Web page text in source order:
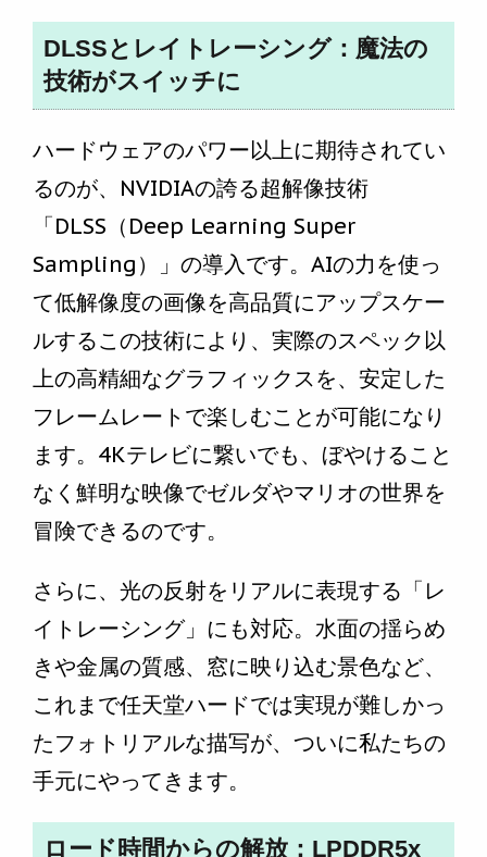
DLSSとレイトレーシング：魔法の
技術がスイッチに
ハードウェアのパワー以上に期待されてい
るのが、NVIDIAの誇る超解像技術
「DLSS（Deep Learning Super
Sampling）」の導入です。AIの力を使っ
て低解像度の画像を高品質にアップスケー
ルするこの技術により、実際のスペック以
上の高精細なグラフィックスを、安定した
フレームレートで楽しむことが可能になり
ます。4Kテレビに繋いでも、ぼやけること
なく鮮明な映像でゼルダやマリオの世界を
冒険できるのです。
さらに、光の反射をリアルに表現する「レ
イトレーシング」にも対応。水面の揺らめ
きや金属の質感、窓に映り込む景色など、
これまで任天堂ハードでは実現が難しかっ
たフォトリアルな描写が、ついに私たちの
手元にやってきます。
ロード時間からの解放：LPDDR5x